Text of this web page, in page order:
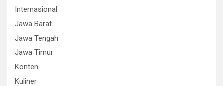
Internasional
Jawa Barat
Jawa Tengah
Jawa Timur
Konten
Kuliner